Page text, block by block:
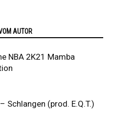
AUTOR
NBA 2K21 Mamba
Schlangen (prod. E.Q.T.)